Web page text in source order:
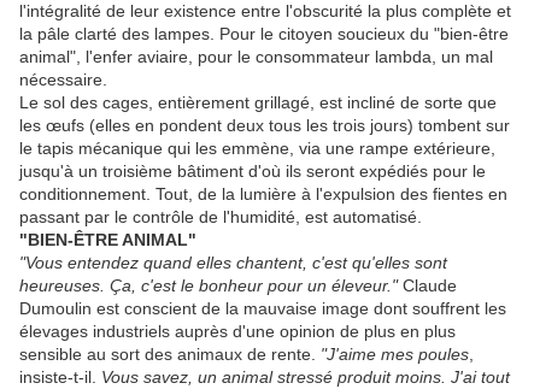
l'intégralité de leur existence entre l'obscurité la plus complète et
la pâle clarté des lampes. Pour le citoyen soucieux du "bien-être
animal", l'enfer aviaire, pour le consommateur lambda, un mal
nécessaire.
Le sol des cages, entièrement grillagé, est incliné de sorte que
les œufs (elles en pondent deux tous les trois jours) tombent sur
le tapis mécanique qui les emmène, via une rampe extérieure,
jusqu'à un troisième bâtiment d'où ils seront expédiés pour le
conditionnement. Tout, de la lumière à l'expulsion des fientes en
passant par le contrôle de l'humidité, est automatisé.
"BIEN-ÊTRE ANIMAL"
"Vous entendez quand elles chantent, c'est qu'elles sont
heureuses. Ça, c'est le bonheur pour un éleveur."Claude
Dumoulin est conscient de la mauvaise image dont souffrent les
élevages industriels auprès d'une opinion de plus en plus
sensible au sort des animaux de rente. "J'aime mes poules
insiste-t-il. Vous savez, un animal stressé produit moins. J'ai tout